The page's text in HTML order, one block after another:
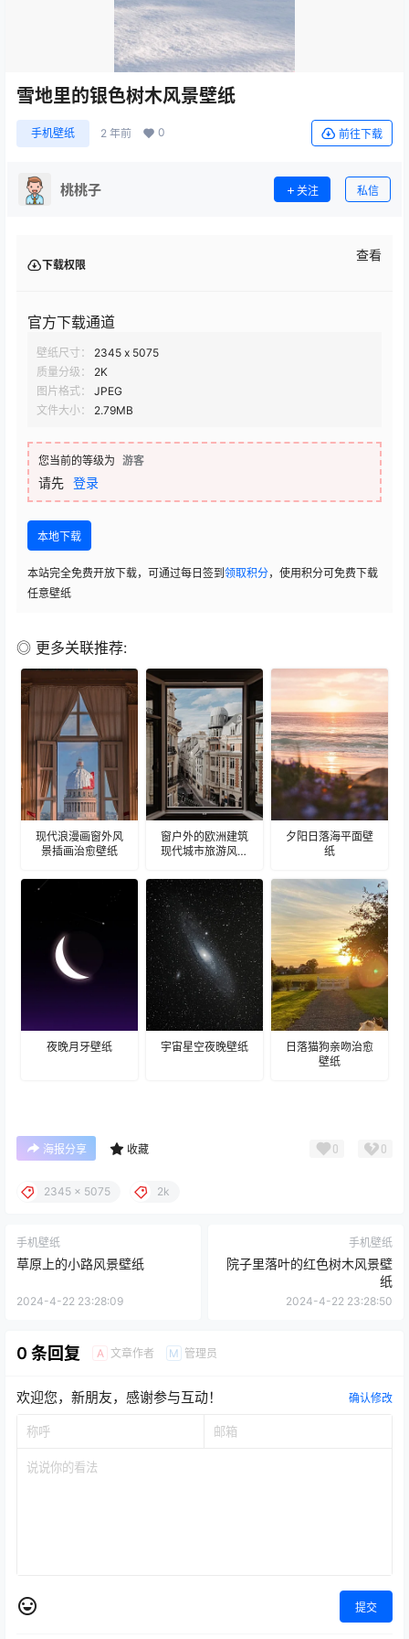
雪地里的银色树木风景壁纸
手机壁纸 2 年前 0 前往下载
桃桃子 关注 私信
下载权限
查看
官方下载通道
壁纸尺寸：
2345 x 5075
质量分级：
2K
图片格式：
JPEG
文件大小：
2.79MB
您当前的等级为 游客
请先 登录
本地下载
本站完全免费开放下载，可通过每日签到 领取积分，使用积分可免费下载
任意壁纸
◎ 更多关联推荐:
现代浪漫画窗外风
景插画治愈壁纸
窗户外的欧洲建筑
现代城市旅游风景
夕阳日落海平面壁
纸
夜晚月牙壁纸 宇宙星空夜晚壁纸
日落猫狗亲吻治愈
壁纸
海报分享 收藏 0 0
2345 x 5075 2k
手机壁纸
草原上的小路风景壁纸
2024-4-22 23:28:09
手机壁纸
院子里落叶的红色树木风景壁
纸
2024-4-22 23:28:50
0 条回复 A 文章作者 M 管理员
欢迎您，新朋友，感谢参与互动！ 确认修改
提交